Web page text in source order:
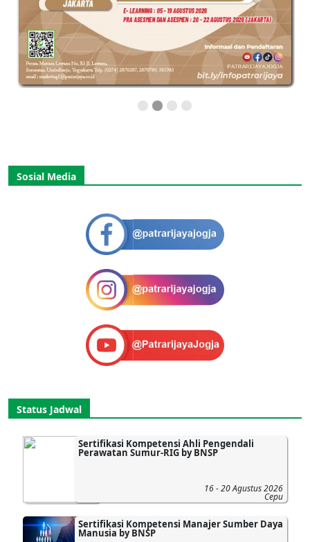
Sosial Media
Status Jadwal
Sertifikasi Kompetensi Ahli Pengendali
Perawatan Sumur-RIG by BNSP
16 - 20 Agustus 2026
Cepu
Sertifikasi Kompetensi Manajer Sumber Daya
Manusia by BNSP